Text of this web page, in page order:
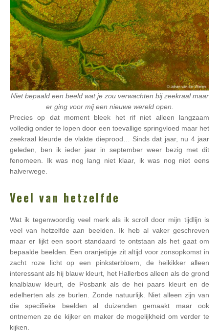
Niet bepaald een beeld wat je zou verwachten bij zeekraal maar
er ging voor mij een nieuwe wereld open.
Precies op dat moment bleek het rif niet alleen langzaam
volledig onder te lopen door een toevallige springvloed maar het
zeekraal kleurde de vlakte dieprood… Sinds dat jaar, nu 4 jaar
geleden, ben ik ieder jaar in september weer bezig met dit
fenomeen. Ik was nog lang niet klaar, ik was nog niet eens
halverwege.
Veel van hetzelfde
Wat ik tegenwoordig veel merk als ik scroll door mijn tijdlijn is
veel van hetzelfde aan beelden. Ik heb al vaker geschreven
maar er lijkt een soort standaard te ontstaan als het gaat om
bepaalde beelden. Een oranjetipje zit altijd voor zonsopkomst in
zacht roze licht op een pinksterbloem, de heikikker alleen
interessant als hij blauw kleurt, het Hallerbos alleen als de grond
knalblauw kleurt, de Posbank als de hei paars kleurt en de
edelherten als ze burlen. Zonde natuurlijk. Niet alleen zijn van
die specifieke beelden al duizenden gemaakt maar ook
ontnemen ze de kijker en maker de mogelijkheid om verder te
kijken.